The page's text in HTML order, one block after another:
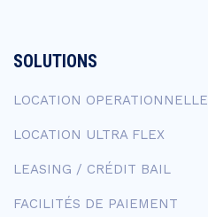
SOLUTIONS
LOCATION OPERATIONNELLE
LOCATION ULTRA FLEX
LEASING / CRÉDIT BAIL
FACILITÉS DE PAIEMENT